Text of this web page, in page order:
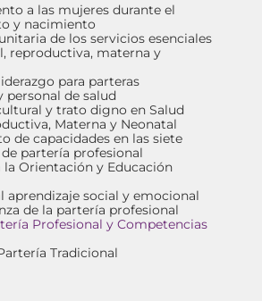
a las mujeres durante el
y nacimiento
de los servicios esenciales
reproductiva, materna y
para parteras
personal de salud
y trato digno en Salud
Materna y Neonatal
de capacidades en las siete
partería profesional
Orientación y Educación
aprendizaje social y emocional
de la partería profesional
Profesional y Competencias
Tradicional